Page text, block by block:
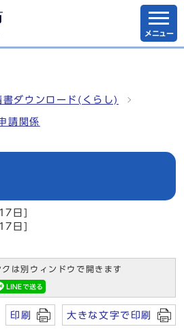
メニュー
書ダウンロード(くらし)
請関係
日]
日]
は別ウィンドウで開きます
印刷 大きな文字で印刷